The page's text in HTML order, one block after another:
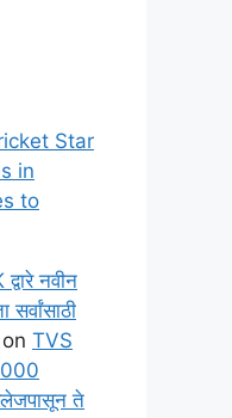
Star
in
to
नवीन
सर्वांसाठी
on TVS
ते